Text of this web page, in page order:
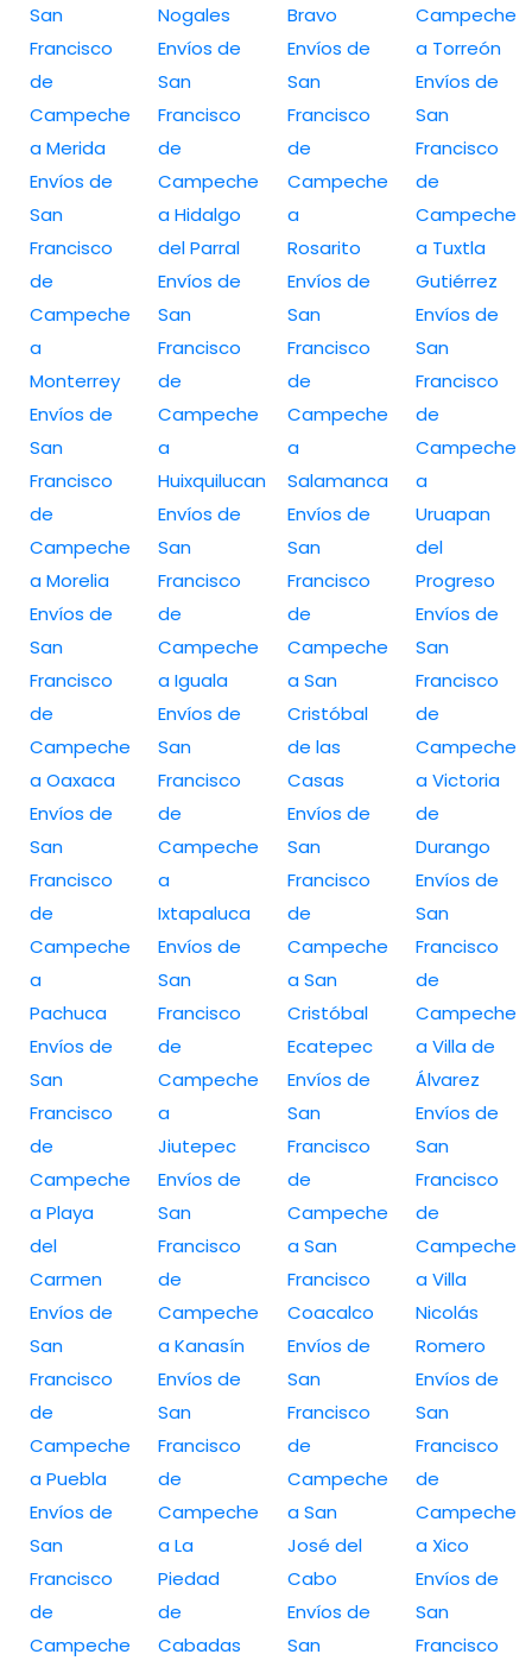
San
Francisco
de
Campeche
a Merida
Envíos de
San
Francisco
de
Campeche
a
Monterrey
Envíos de
San
Francisco
de
Campeche
a Morelia
Envíos de
San
Francisco
de
Campeche
a Oaxaca
Envíos de
San
Francisco
de
Campeche
a
Pachuca
Envíos de
San
Francisco
de
Campeche
a Playa
del
Carmen
Envíos de
San
Francisco
de
Campeche
a Puebla
Envíos de
San
Francisco
de
Campeche
Nogales
Envíos de
San
Francisco
de
Campeche
a Hidalgo
del Parral
Envíos de
San
Francisco
de
Campeche
a
Huixquilucan
Envíos de
San
Francisco
de
Campeche
a Iguala
Envíos de
San
Francisco
de
Campeche
a
Ixtapaluca
Envíos de
San
Francisco
de
Campeche
a
Jiutepec
Envíos de
San
Francisco
de
Campeche
a Kanasín
Envíos de
San
Francisco
de
Campeche
a La
Piedad
de
Cabadas
Bravo
Envíos de
San
Francisco
de
Campeche
a
Rosarito
Envíos de
San
Francisco
de
Campeche
a
Salamanca
Envíos de
San
Francisco
de
Campeche
a San
Cristóbal
de las
Casas
Envíos de
San
Francisco
de
Campeche
a San
Cristóbal
Ecatepec
Envíos de
San
Francisco
de
Campeche
a San
Francisco
Coacalco
Envíos de
San
Francisco
de
Campeche
a San
José del
Cabo
Envíos de
San
Campeche
a Torreón
Envíos de
San
Francisco
de
Campeche
a Tuxtla
Gutiérrez
Envíos de
San
Francisco
de
Campeche
a
Uruapan
del
Progreso
Envíos de
San
Francisco
de
Campeche
a Victoria
de
Durango
Envíos de
San
Francisco
de
Campeche
a Villa de
Álvarez
Envíos de
San
Francisco
de
Campeche
a Villa
Nicolás
Romero
Envíos de
San
Francisco
de
Campeche
a Xico
Envíos de
San
Francisco